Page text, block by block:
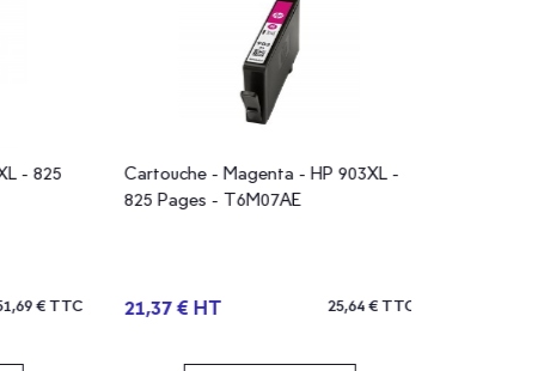
825
€ TTC
Cartouche - Magenta - HP 903XL -
825 Pages - T6M07AE
21,37 € HT 25,64 € TTC